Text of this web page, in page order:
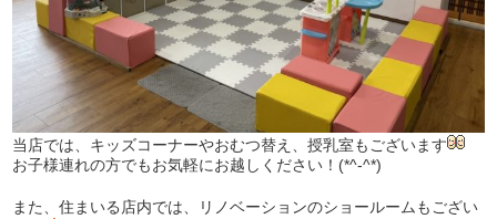
当店では、キッズコーナーやおむつ替え、授乳室もございます
お子様連れの方でもお気軽にお越しください！(*^-^*)
また、住まいる店内では、リノベーションのショールームもござい